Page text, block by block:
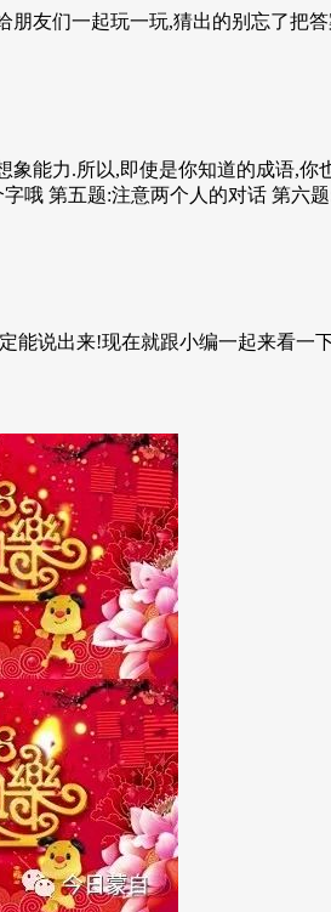
朋友们一起玩一玩,猜出的别忘了把
能力.所以,即使是你知道的成语,
哦 第五题:注意两个人的对话 第六
说出来!现在就跟小编一起来看一